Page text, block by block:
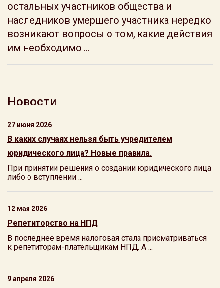
остальных участников общества и
наследников умершего участника нередко
возникают вопросы о том, какие действия
им необходимо ...
Новости
27 июня 2026
В каких случаях нельзя быть учредителем
юридического лица? Новые правила.
При принятии решения о создании юридического лица
либо о вступлении ...
12 мая 2026
Репетиторство на НПД
В последнее время налоговая стала присматриваться
к репетиторам-плательщикам НПД. А ...
9 апреля 2026